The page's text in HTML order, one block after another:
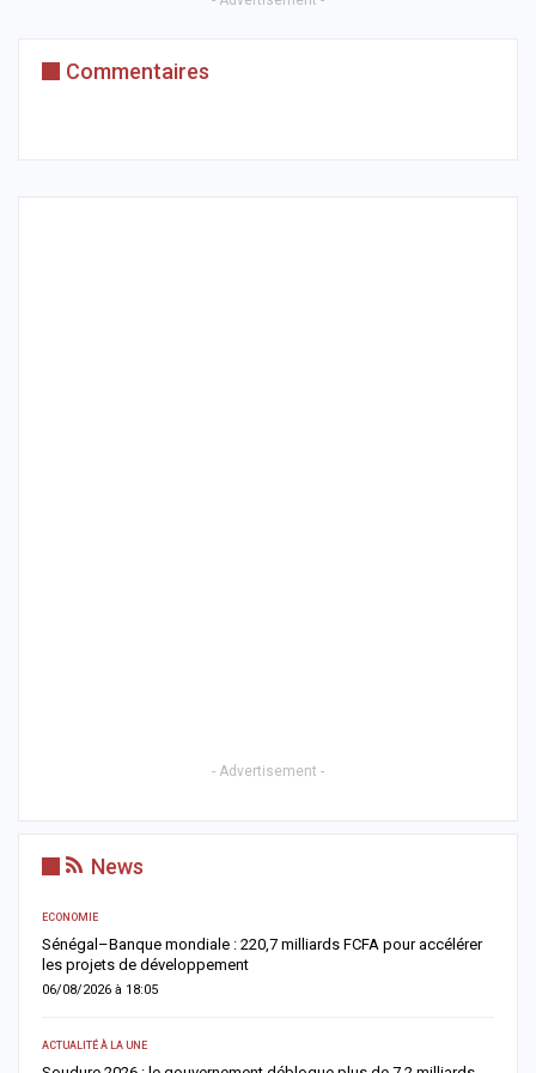
Commentaires
- Advertisement -
News
ECONOMIE
Sénégal–Banque mondiale : 220,7 milliards FCFA pour accélérer
les projets de développement
06/08/2026 à 18:05
ACTUALITÉ À LA UNE